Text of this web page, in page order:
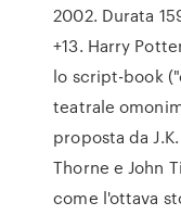
2002. Durata
+13. Harry
lo script-book
teatrale
proposta da
Thorne e John
come l'ottava